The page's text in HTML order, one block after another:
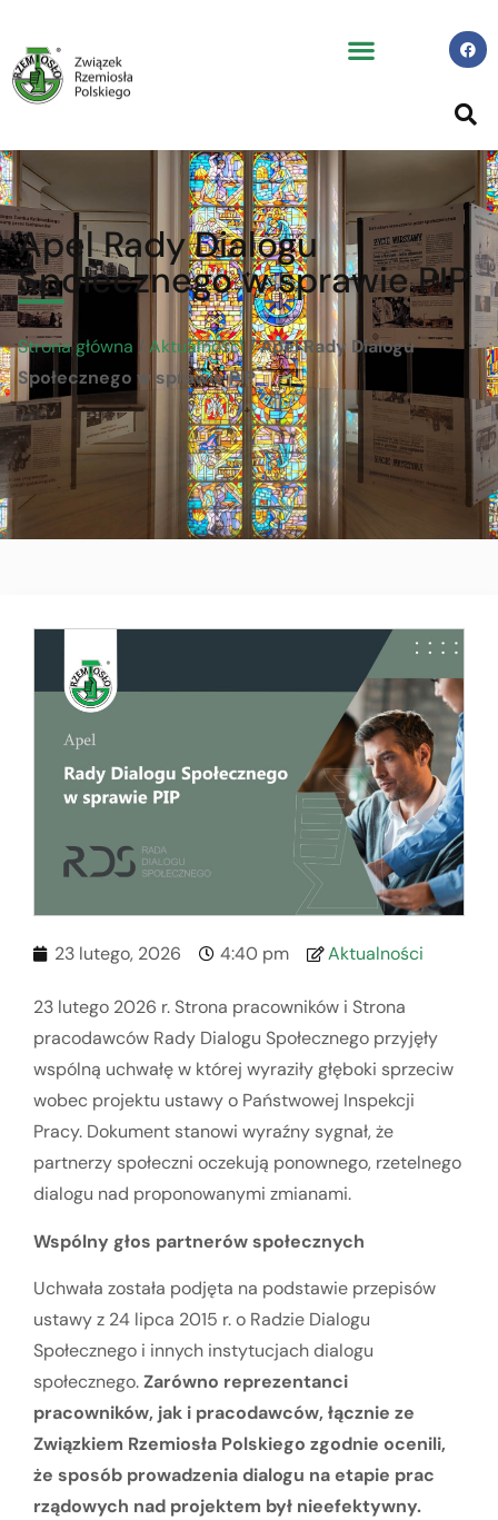
Apel Rady Dialogu
Społecznego w sprawie PIP
Strona główna / Aktualności/Apel Rady Dialogu
Społecznego w sprawie PIP
23 lutego, 2026 4:40 pm Aktualności
23 lutego 2026 r. Strona pracowników i Strona
pracodawców Rady Dialogu Społecznego przyjęły
wspólną uchwałę w której wyraziły głęboki sprzeciw
wobec projektu ustawy o Państwowej Inspekcji
Pracy. Dokument stanowi wyraźny sygnał, że
partnerzy społeczni oczekują ponownego, rzetelnego
dialogu nad proponowanymi zmianami.
Wspólny głos partnerów społecznych
Uchwała została podjęta na podstawie przepisów
ustawy z 24 lipca 2015 r. o Radzie Dialogu
Społecznego i innych instytucjach dialogu
społecznego.Zarówno reprezentanci
pracowników, jak i pracodawców, łącznie ze
Związkiem Rzemiosła Polskiego zgodnie ocenili,
że sposób prowadzenia dialogu na etapie prac
rządowych nad projektem był nieefektywny.